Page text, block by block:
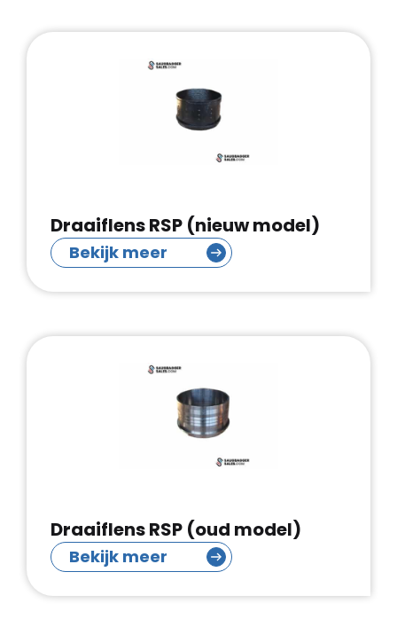
Draaiflens RSP (nieuw model)
Bekijk meer
Draaiflens RSP (oud model)
Bekijk meer